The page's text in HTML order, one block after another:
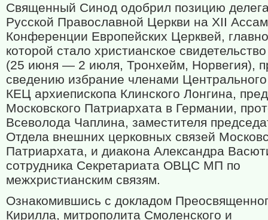
Священный Синод одобрил позицию
Русской Православной Церкви на XII
Конференции Европейских Церквей,
которой стало христианское
(25 июня — 2 июля, Тронхейм, Норвегия),
сведению избрание членами Центрального
КЕЦ архиепископа Клинского Лонгина,
Московского Патриархата в Германии,
Всеволода Чаплина, заместителя
Отдела внешних церковных связей
Патриархата, и диакона Александра
сотрудника Секретариата ОВЦС МП по
межхристианским связям.
Ознакомившись с докладом
Кирилла, митрополита Смоленского и